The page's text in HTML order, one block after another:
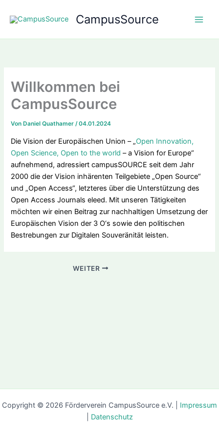
Inhalt
CampusSource
Willkommen bei
CampusSource
Von Daniel Quathamer/04.01.2024
Die Vision der Europäischen Union – „Open Innovation,
Open Science, Open to the world – a Vision for Europe“
aufnehmend, adressiert campusSOURCE seit dem Jahr
2000 die der Vision inhärenten Teilgebiete „Open Source“
und „Open Access“, letzteres über die Unterstützung des
Open Access Journals eleed. Mit unseren Tätigkeiten
möchten wir einen Beitrag zur nachhaltigen Umsetzung der
Europäischen Vision der 3 O‘s sowie den politischen
Bestrebungen zur Digitalen Souveränität leisten.
WEITER
Copyright © 2026 Förderverein CampusSource e.V. | Impressum
Datenschutz